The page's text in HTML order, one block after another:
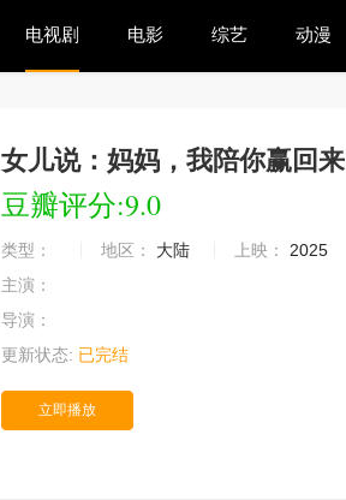
电视剧 电影 综艺 动漫
女儿说：妈妈，我陪你赢回来
豆瓣评分:9.0
类型： 地区： 大陆 上映： 2025
主演：
导演：
更新状态: 已完结
立即播放